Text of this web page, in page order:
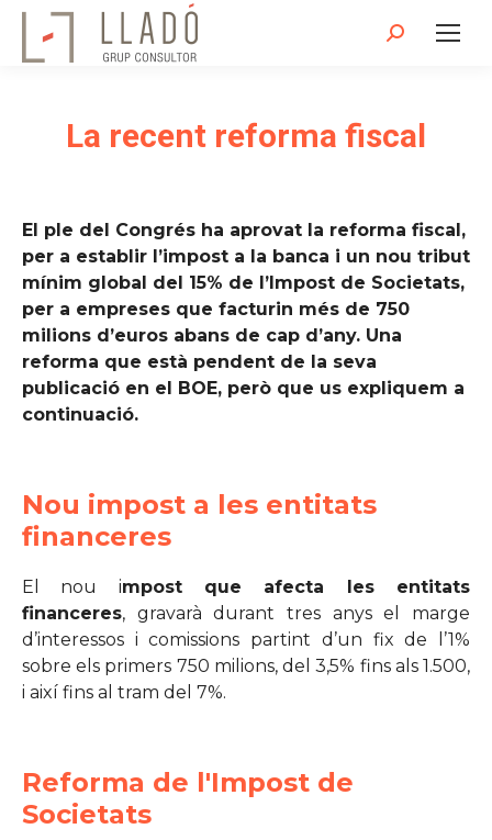
Search:
La recent reforma fiscal
El ple del Congrés ha aprovat la reforma fiscal,
per a establir l’impost a la banca i un nou tribut
mínim global del 15% de l’Impost de Societats,
per a empreses que facturin més de 750
milions d’euros abans de cap d’any. Una
reforma que està pendent de la seva
publicació en el BOE, però que us expliquem a
continuació.
Nou impost a les entitats
financeres
El nou impost que afecta les entitats
financeres, gravarà durant tres anys el marge
d’interessos i comissions partint d’un fix de l’1%
sobre els primers 750 milions, del 3,5% fins als 1.500,
i així fins al tram del 7%.
Reforma de l'Impost de
Societats